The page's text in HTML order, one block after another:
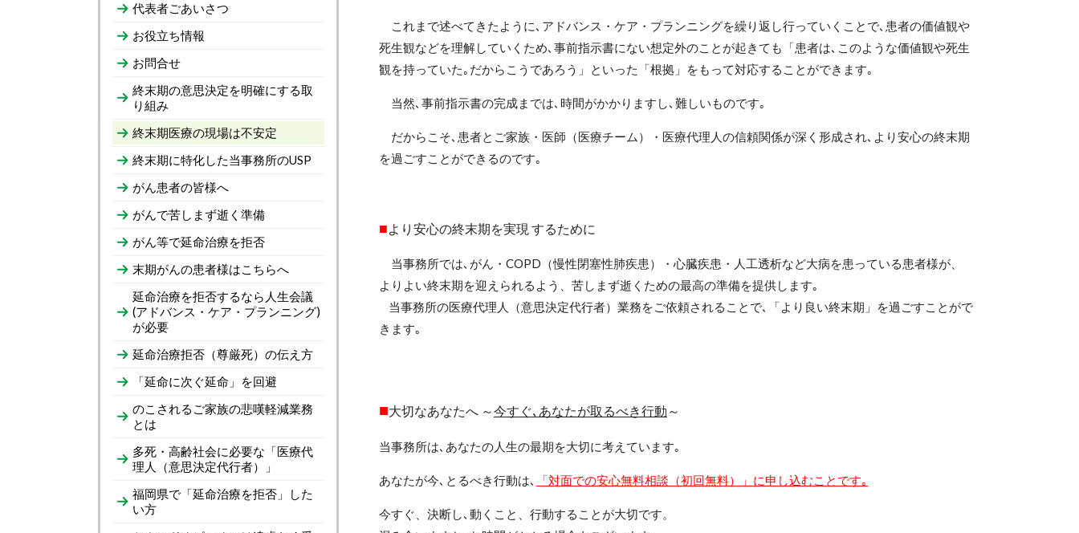
これまで述べてきたように､アドバンス・ケア・プランニングを繰り返し行っていくことで､患者の価値観や
死生観などを理解していくため､事前指示書にない想定外のことが起きても「患者は､このような価値観や死生
観を持っていた｡だからこうであろう」といった「根拠」をもって対応することができます｡
当然､事前指示書の完成までは､時間がかかりますし､難しいものです｡
だからこそ､患者とご家族・医師（医療チーム）・医療代理人の信頼関係が深く形成され､より安心の終末期
を過ごすことができるのです｡
■ より安心の終末期を実現 するために
当事務所では､がん・COPD（慢性閉塞性肺疾患）・心臓疾患・人工透析など大病を患っている患者様が、
よりよい終末期を迎えられるよう、苦しまず逝くための最高の準備を提供します｡
当事務所の医療代理人（意思決定代行者）業務をご依頼されることで､「より良い終末期」を過ごすことがで
きます｡
■大切なあなたへ ～今すぐ､あなたが取るべき行動 ～
当事務所は､あなたの人生の最期を大切に考えています｡
あなたが今､とるべき行動は､ 「対面での安心無料相談（初回無料）」に申し込むことです｡
今すぐ、決断し､動くこと、行動することが大切です。
代表者ごあいさつ
お役立ち情報
お問合せ
終末期の意思決定を明確にする取
り組み
終末期医療の現場は不安定
終末期に特化した当事務所のUSP
がん患者の皆様へ
がんで苦しまず逝く準備
がん等で延命治療を拒否
末期がんの患者様はこちらへ
延命治療を拒否するなら人生会議
(アドバンス・ケア・プランニング)
が必要
延命治療拒否（尊厳死）の伝え方
「延命に次ぐ延命」を回避
のこされるご家族の悲嘆軽減業務
とは
多死・高齢社会に必要な「医療代
理人（意思決定代行者）」
福岡県で「延命治療を拒否」した
い方